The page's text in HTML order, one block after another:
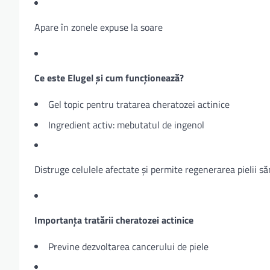
Apare în zonele expuse la soare
Ce este Elugel și cum funcționează?
Gel topic pentru tratarea cheratozei actinice
Ingredient activ: mebutatul de ingenol
Distruge celulele afectate și permite regenerarea pielii
Importanța tratării cheratozei actinice
Previne dezvoltarea cancerului de piele